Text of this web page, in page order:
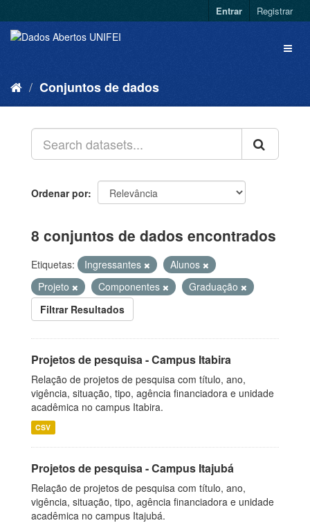
Entrar Registrar
Conjuntos de dados
Ordenar por
8 conjuntos de dados encontrados
Etiquetas: Ingressantes
Alunos
Projeto
Componentes
Graduação
Filtrar Resultados
Projetos de pesquisa - Campus Itabira
Relação de projetos de pesquisa com título, ano,
vigência, situação, tipo, agência financiadora e unidade
acadêmica no campus Itabira.
CSV
Projetos de pesquisa - Campus Itajubá
Relação de projetos de pesquisa com título, ano,
vigência, situação, tipo, agência financiadora e unidade
acadêmica no campus Itajubá.